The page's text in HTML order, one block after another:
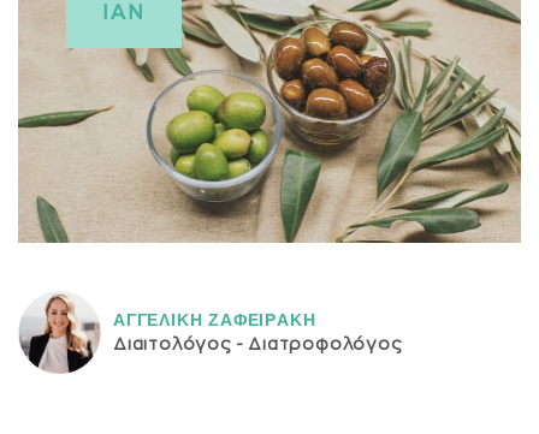
ΑΓΓΕΛΙΚH ΖΑΦΕΙΡAΚΗ
Διαιτολόγος - Διατροφολόγος
ΙΑΝ